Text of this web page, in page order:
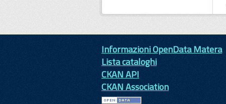
Informazioni OpenData Matera
Lista cataloghi
CKAN API
CKAN Association